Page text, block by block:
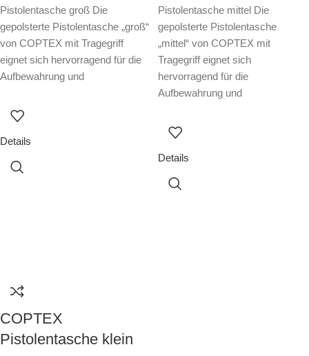
Pistolentasche groß Die
gepolsterte Pistolentasche „groß“
von COPTEX mit Tragegriff
eignet sich hervorragend für die
Aufbewahrung und
Details
Pistolentasche mittel Die
gepolsterte Pistolentasche
„mittel“ von COPTEX mit
Tragegriff eignet sich
hervorragend für die
Aufbewahrung und
Details
COPTEX
Pistolentasche klein